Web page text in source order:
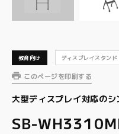
教育向け ディスプレイスタンド
このページを印刷する
大型ディスプレイ対応の
SB-